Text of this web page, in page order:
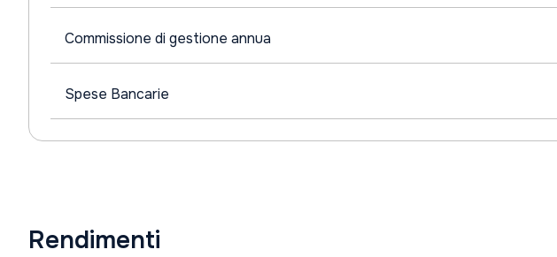
Commissione di gestione annua
Spese Bancarie
Rendimenti